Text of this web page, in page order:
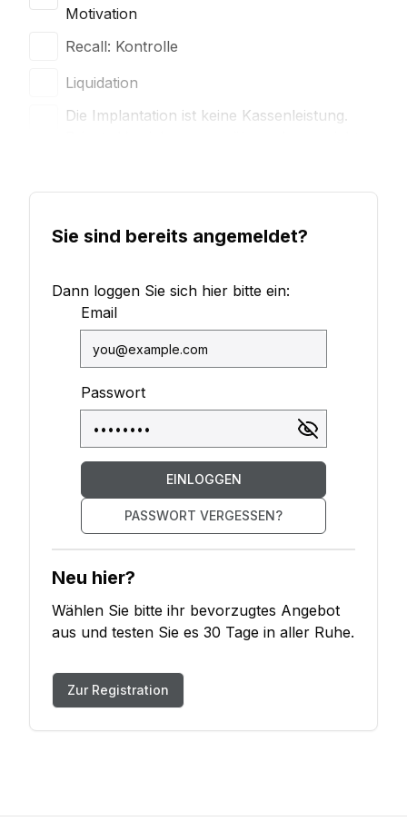
Motivation
Recall: Kontrolle
Liquidation
Die Implantation ist keine Kassenleistung.
Sie sind bereits angemeldet?
Dann loggen Sie sich hier bitte ein:
Email
Passwort
EINLOGGEN
PASSWORT VERGESSEN?
Neu hier?
Wählen Sie bitte ihr bevorzugtes Angebot
aus und testen Sie es 30 Tage in aller Ruhe.
Zur Registration